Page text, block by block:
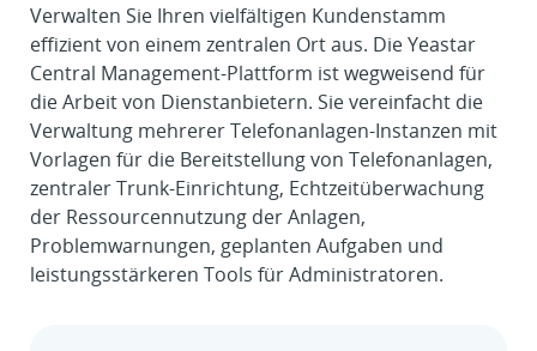
Verwalten Sie Ihren vielfältigen Kundenstamm
effizient von einem zentralen Ort aus. Die Yeastar
Central Management-Plattform ist wegweisend für
die Arbeit von Dienstanbietern. Sie vereinfacht die
Verwaltung mehrerer Telefonanlagen-Instanzen mit
Vorlagen für die Bereitstellung von Telefonanlagen,
zentraler Trunk-Einrichtung, Echtzeitüberwachung
der Ressourcennutzung der Anlagen,
Problemwarnungen, geplanten Aufgaben und
leistungsstärkeren Tools für Administratoren.